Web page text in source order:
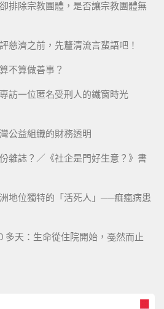
排除宗教團體，是否讓宗教團體無
慈濟之前，先釐清流言蜚語吧！
不算做善事？
訪一位匿名受刑人的鐵窗時光
公益組織的財務透明
雜誌？／《社企是門好生意？》書
地位獨特的「活死人」──痲瘋病患
多天：生命從住院開始，戞然而止